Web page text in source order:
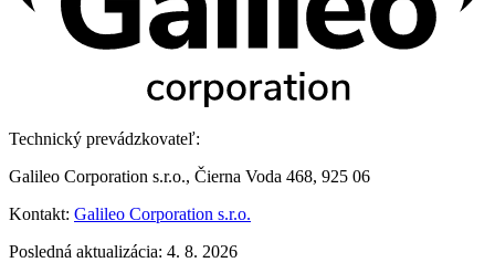
Technický prevádzkovateľ:
Galileo Corporation s.r.o., Čierna Voda 468, 925 06
Kontakt: Galileo Corporation s.r.o.
Posledná aktualizácia: 4. 8. 2026